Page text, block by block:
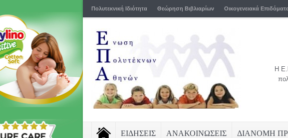
Πολυτεκνική Ιδιότητα Θεώρηση Βιβλιαρίων Οικογενειακά
Η
ΕΙΔΗΣΕΙΣ ΑΝΑΚΟΙΝΩΣΕΙΣ ΔΙΑΝΟΜΗ